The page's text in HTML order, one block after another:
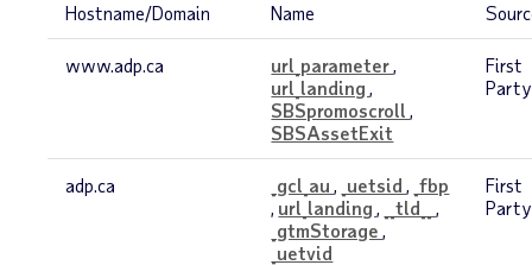
Hostname/Domain Name
www.adp.ca url_parameter,
url_landing,
SBSpromoscroll,
SBSAssetExit
First
Party
adp.ca _gcl_au, _uetsid, _fbp
, url_landing, __tld__,
_gtmStorage,
_uetvid
First
Party